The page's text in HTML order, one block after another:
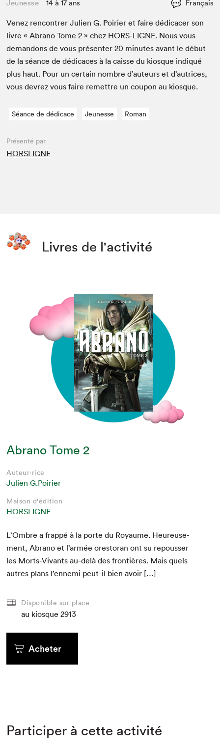
Jeunesse 14 à 17 ans Français
Venez ren­con­tr­er Julien G. Poiri­er et faire dédi­cac­er son
livre « Abra­no Tome2 » chez HORS-LIGNE. Nous vous
deman­dons de vous présen­ter20 min­utes avant le début
de la séance de dédi­caces à la caisse du kiosque indiqué
plus haut. Pour un cer­tain nom­bre d’auteurs et d’autrices,
vous devrez vous faire remet­tre un coupon au kiosque.
Séance de dédicace Jeunesse Roman
Présenté par
HORSLIGNE
Livres de l'activité
Abrano Tome 2
Auteur·rice
Julien G.Poirier
Maison d'édition
HORSLIGNE
L’Ombre a frap­pé à la porte du Roy­aume. Heureuse­
ment, Abra­no et l’armée orestoran ont su repouss­er
les Morts-Vivants au-delà des fron­tières. Mais quels
autres plans l’ennemi peut-il bien avoir […]
Disponible sur place
au kiosque 2913
Acheter
Participer à cette activité